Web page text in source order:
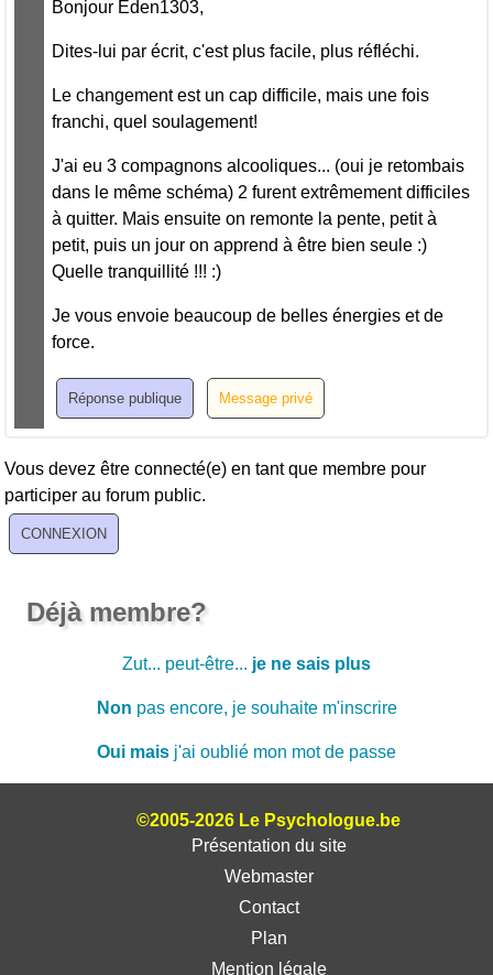
Bonjour Eden1303,
Dites-lui par écrit, c'est plus facile, plus réfléchi.
Le changement est un cap difficile, mais une fois
franchi, quel soulagement!
J'ai eu 3 compagnons alcooliques... (oui je retombais
dans le même schéma) 2 furent extrêmement difficiles
à quitter. Mais ensuite on remonte la pente, petit à
petit, puis un jour on apprend à être bien seule :)
Quelle tranquillité !!! :)
Je vous envoie beaucoup de belles énergies et de
force.
Vous devez être connecté(e) en tant que membre pour
participer au forum public.
Déjà membre?
Zut... peut-être... je ne sais plus
Non pas encore, je souhaite m'inscrire
Oui mais j'ai oublié mon mot de passe
©2005-2026 Le Psychologue.be
Présentation du site
Webmaster
Contact
Plan
Mention légale